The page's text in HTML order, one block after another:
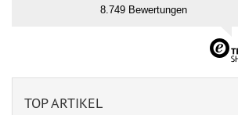
8.749 Bewertungen
TOP ARTIKEL